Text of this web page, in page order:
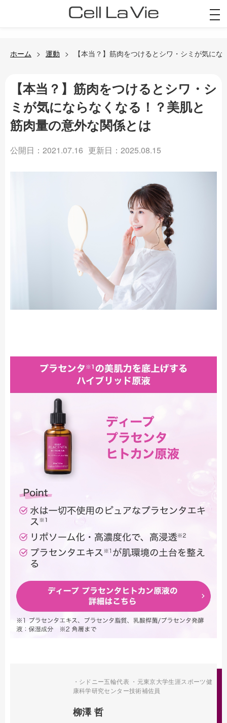
ホーム 運動 【本当？】筋肉をつけるとシワ・シミが気に
【本当？】筋肉をつけるとシワ・シ
ミが気にならなくなる！？美肌と
筋肉量の意外な関係とは
公開日：2021.07.16 更新日：2025.08.15
・シドニー五輪代表 ・元東京大学生涯スポーツ健
康科学研究センター技術補佐員
柳澤 哲